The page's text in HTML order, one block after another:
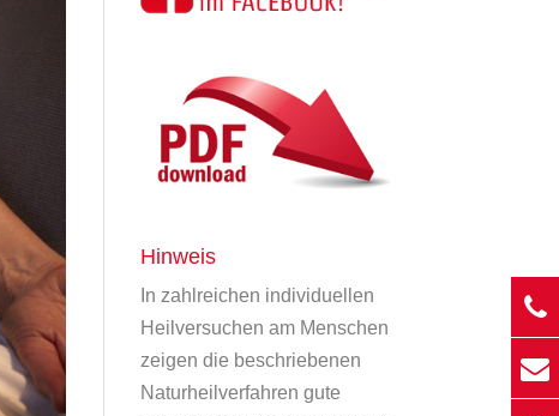
Hinweis
In zahlreichen individuellen
Heilversuchen am Menschen
zeigen die beschriebenen
Naturheilverfahren gute